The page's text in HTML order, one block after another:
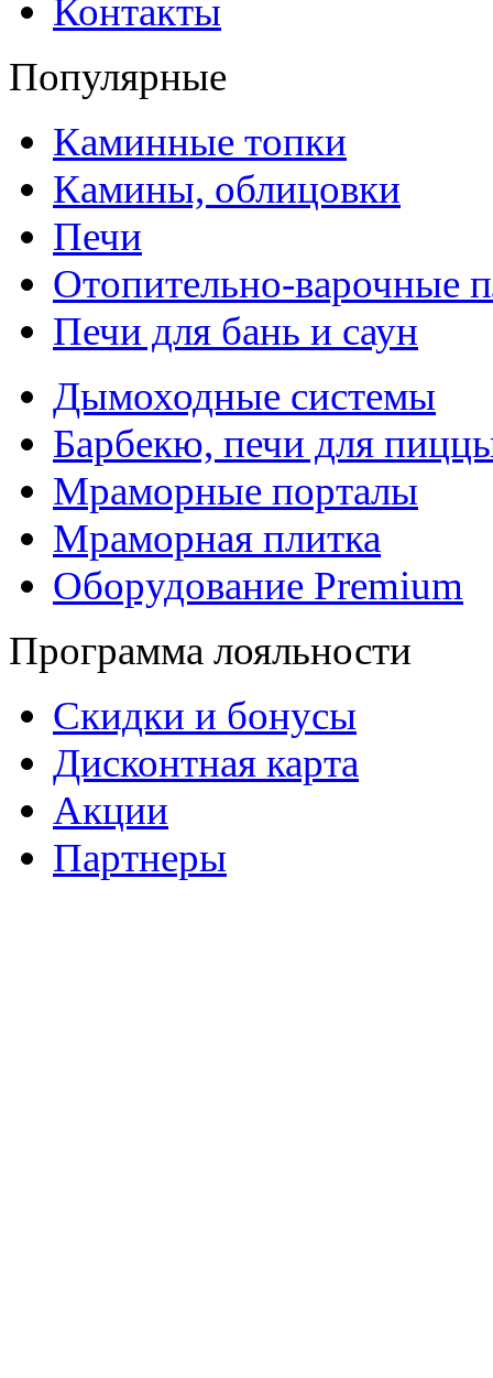
Контакты
Популярные
Каминные топки
Камины, облицовки
Печи
Отопительно-варочные
Печи для бань и саун
Дымоходные системы
Барбекю, печи для
Мраморные порталы
Мраморная плитка
Оборудование Premium
Программа лояльности
Скидки и бонусы
Дисконтная карта
Акции
Партнеры